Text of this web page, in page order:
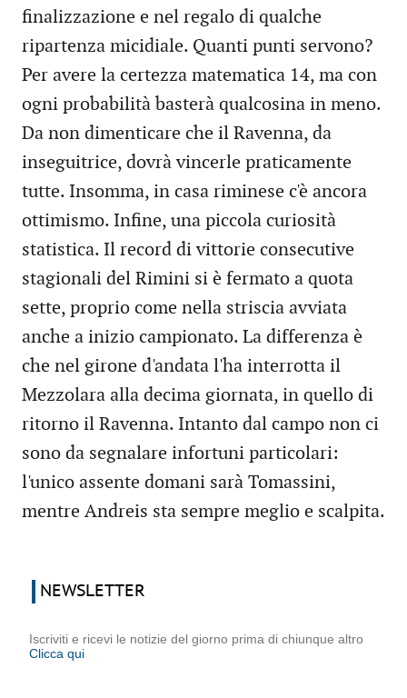
finalizzazione e nel regalo di qualche
ripartenza micidiale. Quanti punti servono?
Per avere la certezza matematica 14, ma con
ogni probabilità basterà qualcosina in meno.
Da non dimenticare che il Ravenna, da
inseguitrice, dovrà vincerle praticamente
tutte. Insomma, in casa riminese c'è ancora
ottimismo. Infine, una piccola curiosità
statistica. Il record di vittorie consecutive
stagionali del Rimini si è fermato a quota
sette, proprio come nella striscia avviata
anche a inizio campionato. La differenza è
che nel girone d'andata l'ha interrotta il
Mezzolara alla decima giornata, in quello di
ritorno il Ravenna. Intanto dal campo non ci
sono da segnalare infortuni particolari:
l'unico assente domani sarà Tomassini,
mentre Andreis sta sempre meglio e scalpita.
NEWSLETTER
Iscriviti e ricevi le notizie del giorno prima di chiunque altro
Clicca qui